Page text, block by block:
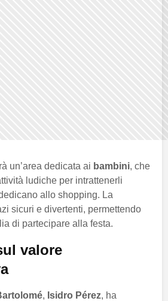
un’area dedicata ai bambini, che
ludiche per intrattenerli
allo shopping. La
sicuri e divertenti, permettendo
di partecipare alla festa.
valore
, Isidro Pérez, ha